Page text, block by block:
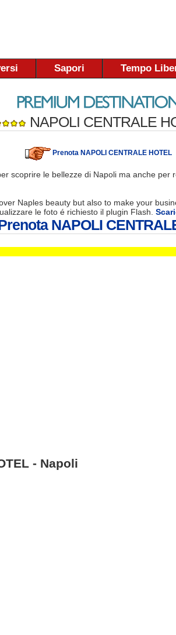
Sapori Tempo
NAPOLI CENTRALE
Prenota NAPOLI CENTRALE HOTEL
scoprire le bellezze di Napoli ma anche per
Naples beauty but also to make your
le foto é richiesto il plugin Flash.
NAPOLI
- Napoli